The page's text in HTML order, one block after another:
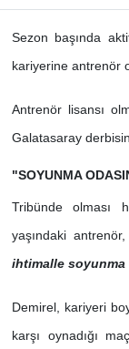
Sezon başında
kariyerine antrenör
Antrenör lisansı
Galatasaray
"SOYUNMA
Tribünde olması
yaşındaki
ihtimalle soyunma
Demirel, kariyeri
karşı oynadığı